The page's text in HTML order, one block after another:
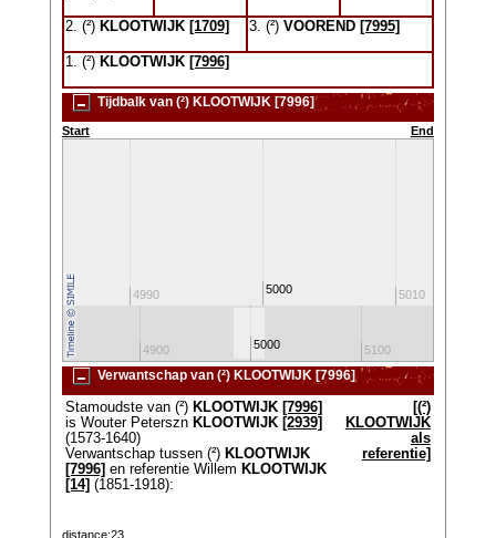
2. (²) KLOOTWIJK [1709] 3. (²) VOOREND [7995]
1. (²) KLOOTWIJK [7996]
Tijdbalk van (²) KLOOTWIJK [7996]
Start End
4990 5000 5010
4900 5000 5100
Verwantschap van (²) KLOOTWIJK [7996]
Stamoudste van (²) KLOOTWIJK [7996]
is Wouter Peterszn KLOOTWIJK [2939]
(1573-1640)
Verwantschap tussen (²) KLOOTWIJK
[7996] en referentie Willem KLOOTWIJK
[14] (1851-1918):
[(²)
KLOOTWIJK
als
referentie]
distance:23